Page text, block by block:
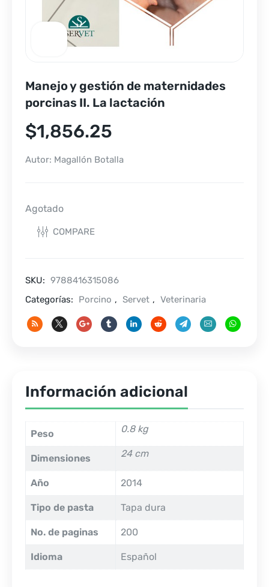
Manejo y gestión de maternidades
porcinas II. La lactación
$1,856.25
Autor: Magallón Botalla
Agotado
COMPARE
SKU: 9788416315086
Categorías:
Porcino , Servet , Veterinaria
Información adicional
Peso 0.8 kg
Dimensiones 24 cm
Año 2014
Tipo de pasta Tapa dura
No. de paginas 200
Idioma Español